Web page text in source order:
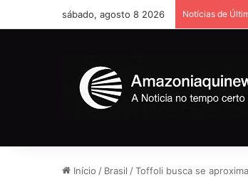
sábado, agosto 8 2026 Notícias de
Início / Brasil /Toffoli busca se